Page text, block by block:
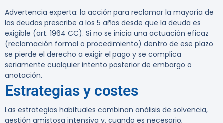
Advertencia experta: la acción para reclamar la mayoría de
las deudas prescribe a los 5 años desde que la deuda es
exigible (art. 1964 CC). Si no se inicia una actuación eficaz
(reclamación formal o procedimiento) dentro de ese plazo
se pierde el derecho a exigir el pago y se complica
seriamente cualquier intento posterior de embargo o
anotación.
Estrategias y costes
Las estrategias habituales combinan análisis de solvencia,
gestión amistosa intensiva y, cuando es necesario,